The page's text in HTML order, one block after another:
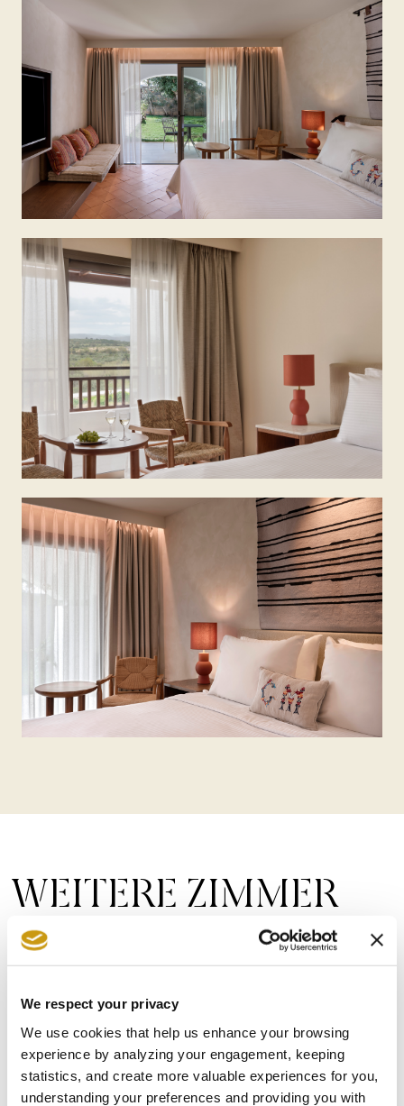
We respect your privacy
We use cookies that help us enhance your browsing
experience by analyzing your engagement, keeping
statistics, and create more valuable experiences for you,
understanding your preferences and providing you with
WEITERE ZIMMER
Unsere Vision ist es, ein authentisches
unsere Leistungen und Einrichtungen zu
verbessern.